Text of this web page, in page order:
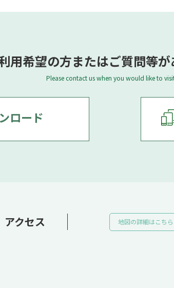
用希望の方またはご質問等
Please contact us when you would like to
ロード
アクセス 地図の詳細はこちら